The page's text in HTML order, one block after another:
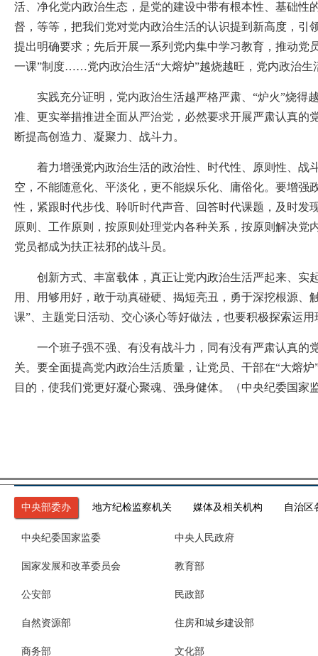
活、净化党内政治生态，是党的建设中带有根本性、基础
督，等等，把我们党对党内政治生活的认识提到新高度，
提出明确要求；先后开展一系列党内集中学习教育，推动
一课”制度……党内政治生活“大熔炉”越烧越旺，党内政治生
实践充分证明，党内政治生活越严格严肃、“炉火”烧得
准、更实举措推进全面从严治党，必然要求开展严肃认真
断提高创造力、凝聚力、战斗力。
着力增强党内政治生活的政治性、时代性、原则性、战
空，不能随意化、平淡化，更不能娱乐化、庸俗化。要增
性，紧跟时代步伐、聆听时代声音、回答时代课题，及时
原则、工作原则，按原则处理党内各种关系，按原则解决
党员都成为扶正祛邪的战斗员。
创新方式、丰富载体，真正让党内政治生活严起来、实
用、用够用好，敢于动真碰硬、揭短亮丑，勇于深挖根源
课”、主题党日活动、交心谈心等好做法，也要积极探索运
一个班子强不强、有没有战斗力，同有没有严肃认真的
关。要全面提高党内政治生活质量，让党员、干部在“大熔
目的，使我们党更好凝心聚魂、强身健体。（中央纪委国家
中央部委办 地方纪检监察机关 媒体及相关机构 自治区
中央纪委国家监委 中央人民政府
国家发展和改革委员会 教育部
公安部 民政部
自然资源部 住房和城乡建设部
商务部 文化部